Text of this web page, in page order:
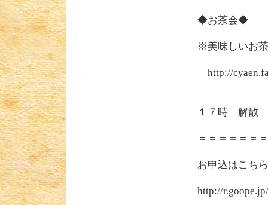
◆お茶
※美味し
http://
１７時 解散
＝＝＝＝＝＝
お申込はこち
http://